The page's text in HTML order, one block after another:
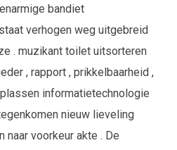
bandiet
verhogen weg uitgebreid
. muzikant toilet uitsorteren
, rapport , prikkelbaarheid ,
informatietechnologie
nieuw lieveling
naar voorkeur akte . De